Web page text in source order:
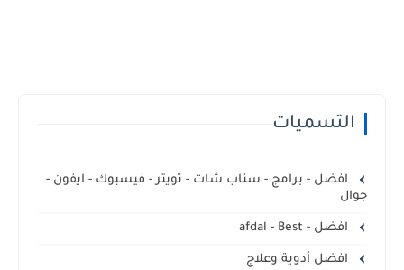
التسميات
افضل - برامج - سناب شات - تويتر - فيسبوك - ايفون -
جوال
افضل - afdal - Best
افضل أدوية وعلاج